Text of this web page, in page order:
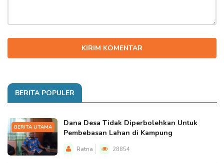
KIRIM KOMENTAR
BERITA POPULER
BERITA UTAMA
Dana Desa Tidak Diperbolehkan Untuk
Pembebasan Lahan di Kampung
Ratna 28854